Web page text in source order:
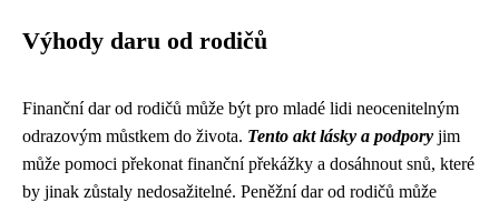
Výhody daru od rodičů
Finanční dar od rodičů může být pro mladé lidi neocenitelným
odrazovým můstkem do života. Tento akt lásky a podpory jim
může pomoci překonat finanční překážky a dosáhnout snů, které
by jinak zůstaly nedosažitelné. Peněžní dar od rodičů může